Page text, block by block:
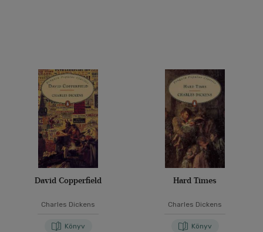
David Copperfield
Charles Dickens
Könyv
Hard Times
Charles Dickens
Könyv